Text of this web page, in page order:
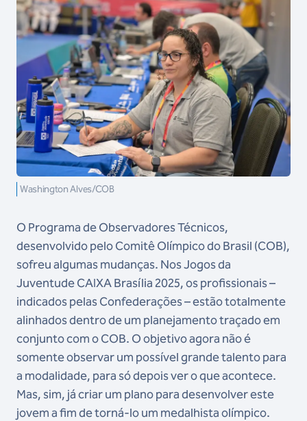
Washington Alves/COB
O Programa de Observadores Técnicos,
desenvolvido pelo Comitê Olímpico do Brasil (COB),
sofreu algumas mudanças. Nos Jogos da
Juventude CAIXA Brasília 2025, os profissionais –
indicados pelas Confederações – estão totalmente
alinhados dentro de um planejamento traçado em
conjunto com o COB. O objetivo agora não é
somente observar um possível grande talento para
a modalidade, para só depois ver o que acontece.
Mas, sim, já criar um plano para desenvolver este
jovem a fim de torná-lo um medalhista olímpico.